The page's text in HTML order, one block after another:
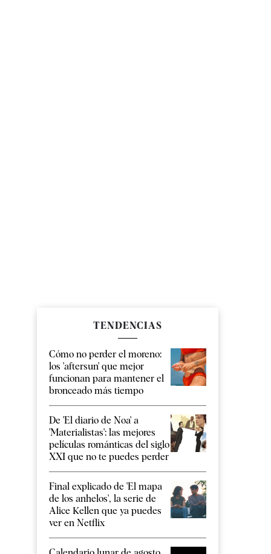
TENDENCIAS
Cómo no perder el moreno:
los 'aftersun' que mejor
funcionan para mantener el
bronceado más tiempo
De 'El diario de Noa' a
'Materialistas': las mejores
películas románticas del siglo
XXI que no te puedes perder
Final explicado de 'El mapa
de los anhelos', la serie de
Alice Kellen que ya puedes
ver en Netflix